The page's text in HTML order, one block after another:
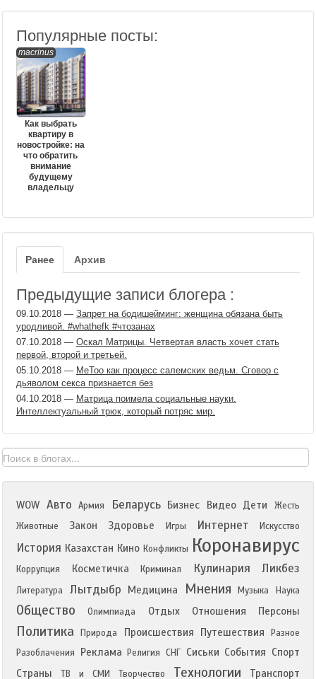
Популярные посты:
macrinus
Как выбрать
квартиру в
новостройке: на
что обратить
внимание
будущему
владельцу
Ранее Архив
Предыдущие записи блогера :
09.10.2018 — Запрет на бодишейминг: женщина обязана быть
уродливой. #whathefk #чтозанах
07.10.2018 — Оскал Матрицы. Четвертая власть хочет стать
первой, второй и третьей.
05.10.2018 — MeToo как процесс салемских ведьм. Сговор с
дьяволом секса признается без
04.10.2018 — Матрица поимела социальные науки.
Интеллектуальный трюк, который потряс мир.
WOW Авто Армия Беларусь Бизнес Видео Дети
Жесть
Животные
Закон Здоровье Игры Интернет Искусство
История Казахстан Кино Конфликты Коронавирус
Коррупция Косметичка Криминал Кулинария Ликбез
Литература Лытдыбр Медицина Мнения Музыка Наука
Общество Олимпиада Отдых Отношения Персоны
Политика Природа Происшествия Путешествия
Разное
Разоблачения
Реклама Религия СНГ Сиськи События Спорт
Страны
ТВ и СМИ Творчество Технологии Транспорт